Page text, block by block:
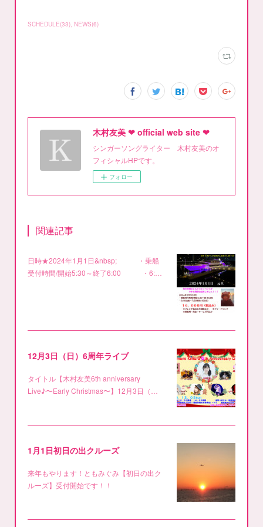
SCHEDULE(33) NEWS(6)
木村友美 ❤︎ official web site ❤︎
シンガーソングライター 木村友美のオ
フィシャルHPです。
フォロー
関連記事
日時★2024年1月1日&nbsp; ・乗船
受付時間/開始5:30～終了6:00 ・6:…
12月3日（日）6周年ライブ
タイトル【木村友美6th anniversary
Live♪〜Early Christmas〜】12月3日（…
1月1日初日の出クルーズ
来年もやります！ともみぐみ【初日の出ク
ルーズ】受付開始です！！